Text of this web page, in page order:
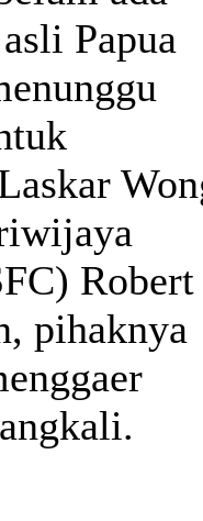
Papua
Robert
pihaknya